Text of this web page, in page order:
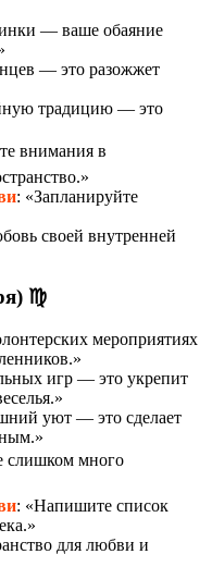
— ваше обаяние
— это разожжет
традицию — это
внимания в
: «Запланируйте
своей внутренней
♍
мероприятиях
игр — это укрепит
уют — это сделает
слишком много
: «Напишите список
для любви и